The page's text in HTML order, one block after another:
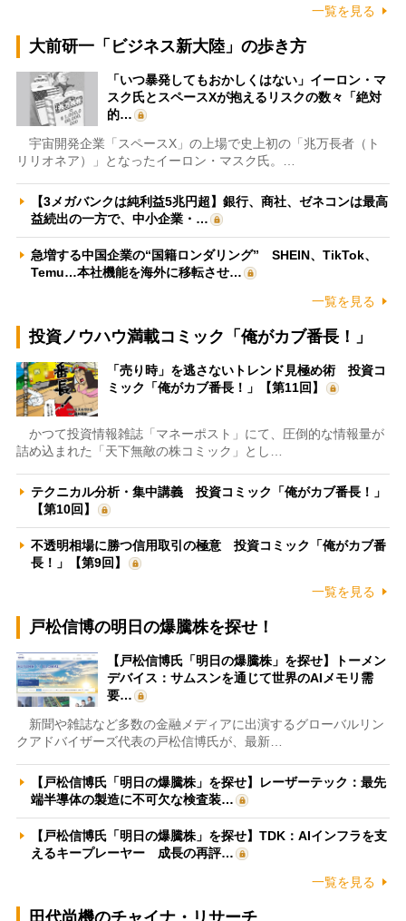
一覧を見る
大前研一「ビジネス新大陸」の歩き方
「いつ暴発してもおかしくはない」イーロン・マ
スク氏とスペースXが抱えるリスクの数々「絶対
的…
宇宙開発企業「スペースX」の上場で史上初の「兆万長者（ト
リリオネア）」となったイーロン・マスク氏。…
【3メガバンクは純利益5兆円超】銀行、商社、ゼネコンは最高
益続出の一方で、中小企業・…
急増する中国企業の“国籍ロンダリング” SHEIN、TikTok、
Temu…本社機能を海外に移転させ…
一覧を見る
投資ノウハウ満載コミック「俺がカブ番長！」
「売り時」を逃さないトレンド見極め術 投資コ
ミック「俺がカブ番長！」【第11回】
かつて投資情報雑誌「マネーポスト」にて、圧倒的な情報量が
詰め込まれた「天下無敵の株コミック」とし…
テクニカル分析・集中講義 投資コミック「俺がカブ番長！」
【第10回】
不透明相場に勝つ信用取引の極意 投資コミック「俺がカブ番
長！」【第9回】
一覧を見る
戸松信博の明日の爆騰株を探せ！
【戸松信博氏「明日の爆騰株」を探せ】トーメン
デバイス：サムスンを通じて世界のAIメモリ需
要…
新聞や雑誌など多数の金融メディアに出演するグローバルリン
クアドバイザーズ代表の戸松信博氏が、最新…
【戸松信博氏「明日の爆騰株」を探せ】レーザーテック：最先
端半導体の製造に不可欠な検査装…
【戸松信博氏「明日の爆騰株」を探せ】TDK：AIインフラを支
えるキープレーヤー 成長の再評…
一覧を見る
田代尚機のチャイナ・リサーチ